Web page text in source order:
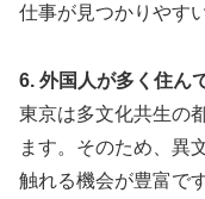
仕事が見つかりやす
6. 外国人が多く住ん
東京は多文化共生の
ます。そのため、異
触れる機会が豊富です